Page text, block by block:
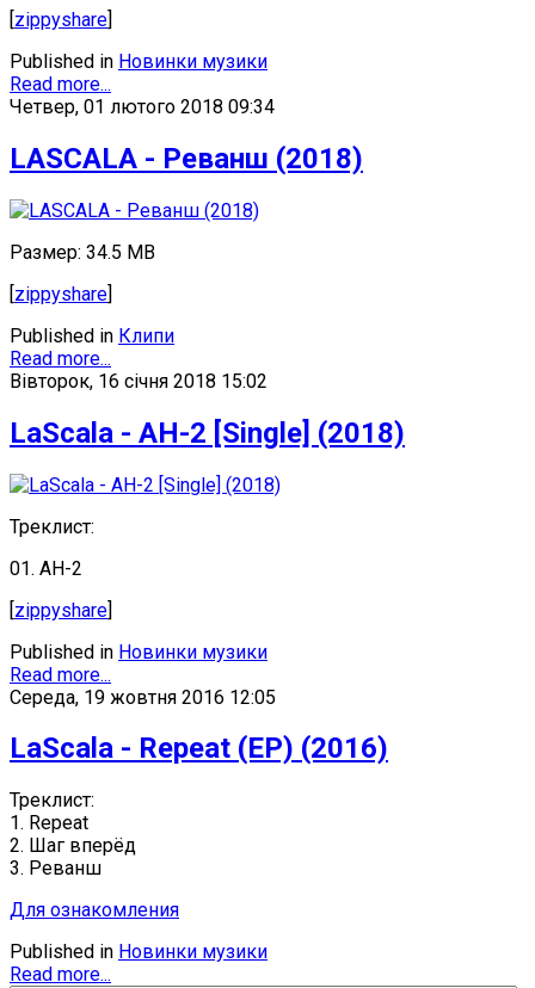
[zippyshare]
Published in Новинки музики
Read more...
Четвер, 01 лютого 2018 09:34
LASCALA - Реванш (2018)
Размер: 34.5 MB
[zippyshare]
Published in Клипи
Read more...
Вівторок, 16 січня 2018 15:02
LaScala - AH-2 [Single] (2018)
Треклист:
01. AH-2
[zippyshare]
Published in Новинки музики
Read more...
Середа, 19 жовтня 2016 12:05
LaScala - Repeat (EP) (2016)
Треклист:
1. Repeat
2. Шаг вперёд
3. Реванш
Для ознакомления
Published in Новинки музики
Read more...